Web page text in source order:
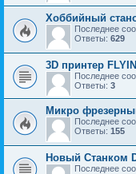
Хоббийный
Последнее
Ответы: 629
3D принтер
Последнее
Ответы: 3
Микро
Последнее
Ответы: 155
Новый Станком
Последнее